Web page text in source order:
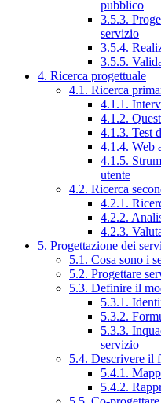
pubblico
3.5.3.
servizio
3.5.4.
3.5.5.
4. Ricerca progettuale
4.1. Ricerca
4.1.1.
4.1.2.
4.1.3. Test
4.1.4. Web
4.1.5.
utente
4.2. Ricerca
4.2.1.
4.2.2.
4.2.3.
5. Progettazione dei
5.1. Cosa sono i
5.2. Progettare
5.3. Definire il
5.3.1.
5.3.2.
5.3.3.
servizio
5.4. Descrivere il
5.4.1.
5.4.2.